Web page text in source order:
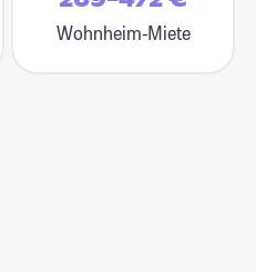
Wohnheim-Miete